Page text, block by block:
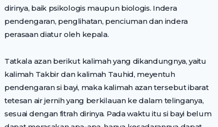
dirinya, baik psikologis maupun biologis. Indera
pendengaran, penglihatan, penciuman dan indera
perasaan diatur oleh kepala.
Tatkala azan berikut kalimah yang dikandungnya, yaitu
kalimah Takbir dan kalimah Tauhid, meyentuh
pendengaran si bayi, maka kalimah azan tersebut ibarat
tetesan air jernih yang berkilauan ke dalam telinganya,
sesuai dengan fitrah dirinya. Pada waktu itu si bayi belum